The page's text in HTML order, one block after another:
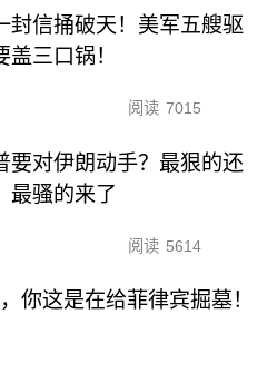
封信捅破天！美军五艘驱
盖三口锅！
阅读 7015
要对伊朗动手？最狠的还
最骚的来了
阅读 5614
你这是在给菲律宾掘墓！